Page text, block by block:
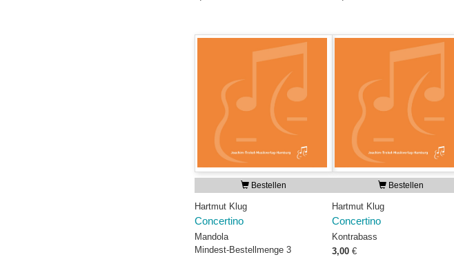
Bestellen
Hartmut Klug
Concertino
Mandola
Mindest-Bestellmenge 3
Bestellen
Hartmut Klug
Concertino
Kontrabass
3,00 €